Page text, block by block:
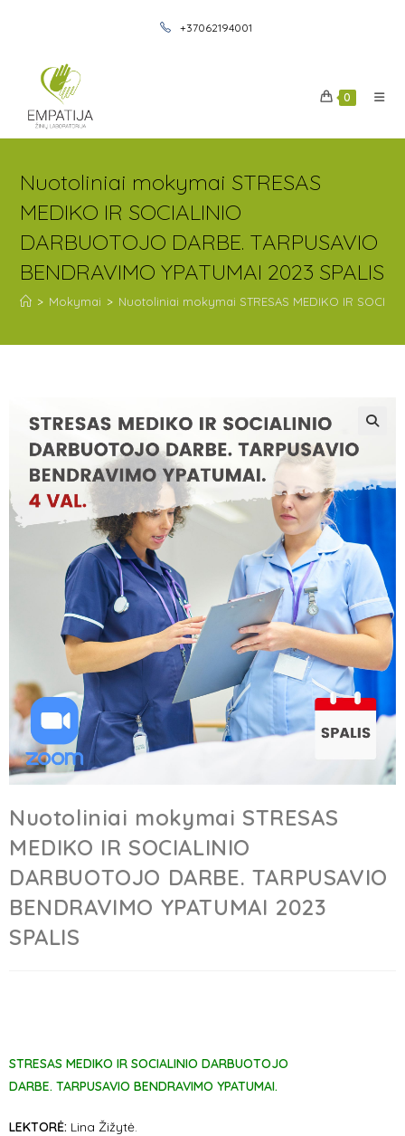
+37062194001
0
Nuotoliniai mokymai STRESAS
MEDIKO IR SOCIALINIO
DARBUOTOJO DARBE. TARPUSAVIO
BENDRAVIMO YPATUMAI 2023 SPALIS
> Mokymai > Nuotoliniai mokymai STRESAS MEDIKO IR
Nuotoliniai mokymai STRESAS
MEDIKO IR SOCIALINIO
DARBUOTOJO DARBE. TARPUSAVIO
BENDRAVIMO YPATUMAI 2023
SPALIS
STRESAS MEDIKO IR SOCIALINIO DARBUOTOJO
DARBE. TARPUSAVIO BENDRAVIMO YPATUMAI.
LEKTORĖ: Lina Žižytė.